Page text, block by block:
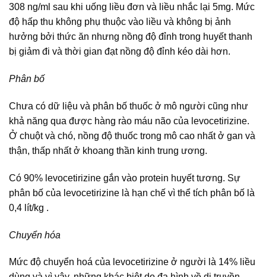
308 ng/ml sau khi uống liều đơn và liều nhắc lại 5mg. Mức
độ hấp thu không phụ thuộc vào liều và không bị ảnh
hưởng bởi thức ăn nhưng nồng độ đỉnh trong huyết thanh
bị giảm đi và thời gian đạt nồng độ đỉnh kéo dài hơn.
Phân bố
Chưa có dữ liệu và phân bố thuốc ở mô người cũng như
khả năng qua được hàng rào máu não của levocetirizine.
Ở chuột và chó, nồng độ thuốc trong mô cao nhất ở gan và
thận, thấp nhất ở khoang thần kinh trung ương.
Có 90% levocetirizine gắn vào protein huyết tương. Sự
phân bố của levocetirizine là hạn chế vì thể tích phân bố là
0,4 lít/kg .
Chuyển hóa
Mức độ chuyển hoá của levocetirizine ở người là 14% liều